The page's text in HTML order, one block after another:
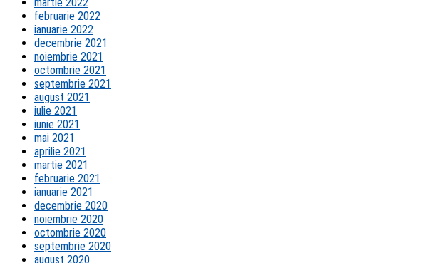
martie 2022
februarie 2022
ianuarie 2022
decembrie 2021
noiembrie 2021
octombrie 2021
septembrie 2021
august 2021
iulie 2021
iunie 2021
mai 2021
aprilie 2021
martie 2021
februarie 2021
ianuarie 2021
decembrie 2020
noiembrie 2020
octombrie 2020
septembrie 2020
august 2020